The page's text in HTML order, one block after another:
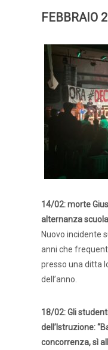
FEBBRAIO
14/02: morte
alternanza
Nuovo incidente
anni che
presso una ditta
dell’anno.
18/02: Gli
dell’Istruzione:
concorrenza, sì